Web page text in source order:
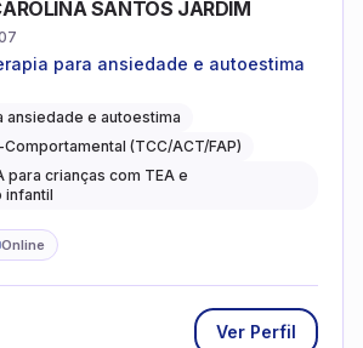
SANTOS JARDIM
para ansiedade e autoestima
ansiedade e autoestima
(TCC/ACT/FAP)
para crianças com TEA e
infantil
Online
Ver Perfil